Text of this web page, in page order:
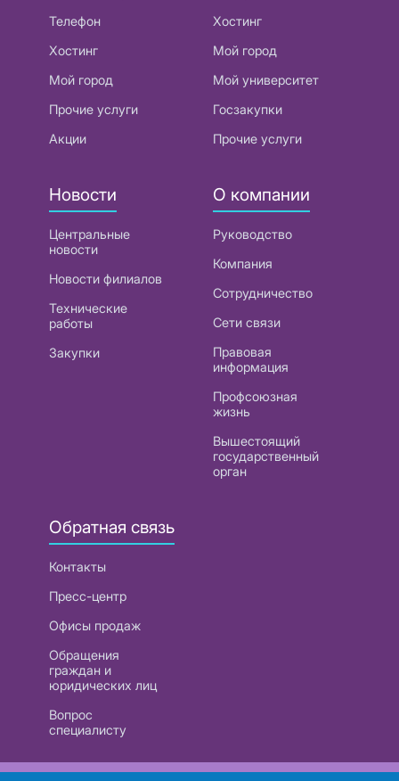
Телефон
Хостинг
Мой город
Прочие услуги
Акции
Хостинг
Мой город
Мой университет
Госзакупки
Прочие услуги
Новости
Центральные
новости
Новости филиалов
Технические
работы
Закупки
О компании
Руководство
Компания
Сотрудничество
Сети связи
Правовая
информация
Профсоюзная
жизнь
Вышестоящий
государственный
орган
Обратная связь
Контакты
Пресс-центр
Офисы продаж
Обращения
граждан и
юридических лиц
Вопрос
специалисту